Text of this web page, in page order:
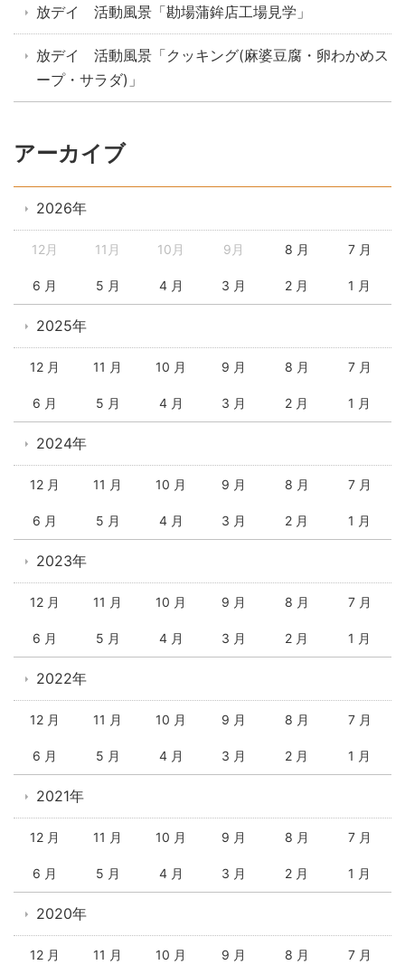
放デイ 活動風景「勘場蒲鉾店工場見学」
放デイ 活動風景「クッキング(麻婆豆腐・卵わかめス
ープ・サラダ)」
アーカイブ
2026年
12月 11月 10月 9月 8 月 7 月
6 月 5 月 4 月 3 月 2 月 1 月
2025年
12 月 11 月 10 月 9 月 8 月 7 月
6 月 5 月 4 月 3 月 2 月 1 月
2024年
12 月 11 月 10 月 9 月 8 月 7 月
6 月 5 月 4 月 3 月 2 月 1 月
2023年
12 月 11 月 10 月 9 月 8 月 7 月
6 月 5 月 4 月 3 月 2 月 1 月
2022年
12 月 11 月 10 月 9 月 8 月 7 月
6 月 5 月 4 月 3 月 2 月 1 月
2021年
12 月 11 月 10 月 9 月 8 月 7 月
6 月 5 月 4 月 3 月 2 月 1 月
2020年
12 月 11 月 10 月 9 月 8 月 7 月